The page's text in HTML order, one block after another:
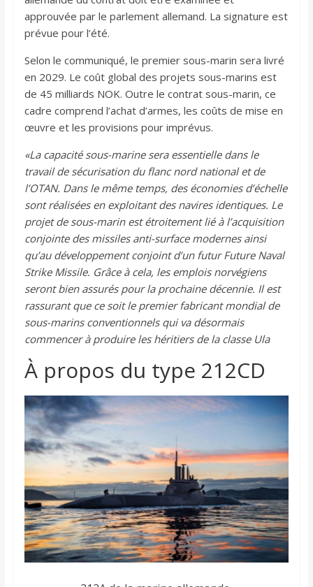
approuvée par le parlement allemand. La signature est
prévue pour l’été.
Selon le communiqué, le premier sous-marin sera livré
en 2029. Le coût global des projets sous-marins est
de 45 milliards NOK. Outre le contrat sous-marin, ce
cadre comprend l’achat d’armes, les coûts de mise en
œuvre et les provisions pour imprévus.
«La capacité sous-marine sera essentielle dans le
travail de sécurisation du flanc nord national et de
l’OTAN. Dans le même temps, des économies d’échelle
sont réalisées en exploitant des navires identiques. Le
projet de sous-marin est étroitement lié à l’acquisition
conjointe des missiles anti-surface modernes ainsi
qu’au développement conjoint d’un futur Future Naval
Strike Missile. Grâce à cela, les emplois norvégiens
seront bien assurés pour la prochaine décennie. Il est
rassurant que ce soit le premier fabricant mondial de
sous-marins conventionnels qui va désormais
commencer à produire les héritiers de la classe Ula
À propos du type 212CD